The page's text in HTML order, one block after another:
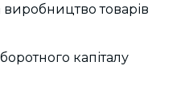
товарів
капіталу